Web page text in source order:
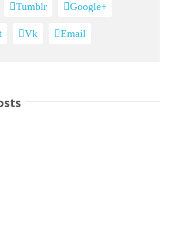
Tumblr Google+
Vk Email